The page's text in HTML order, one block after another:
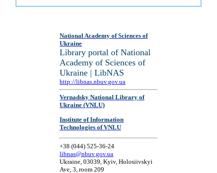
National Academy of Sciences of
Ukraine
Library portal of National
Academy of Sciences of
Ukraine | LibNAS
http://libnas.nbuv.gov.ua
Vernadsky National Library of
Ukraine (VNLU)
Institute of Information
Technologies of VNLU
+38 (044) 525-36-24
libnas@nbuv.gov.ua
Ukraine, 03039, Kyiv, Holosiivskyi
Ave, 3, room 209